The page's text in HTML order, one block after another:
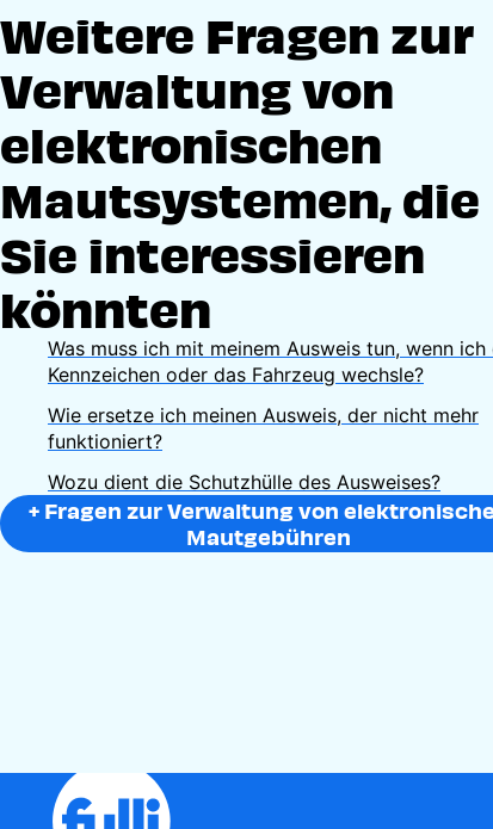
Weitere Fragen zur
Verwaltung von
elektronischen
Mautsystemen, die
Sie interessieren
könnten
Was muss ich mit meinem Ausweis tun, wenn ich
Kennzeichen oder das Fahrzeug wechsle?
Wie ersetze ich meinen Ausweis, der nicht mehr
funktioniert?
Wozu dient die Schutzhülle des Ausweises?
+ Fragen zur Verwaltung von
Mautgebühren